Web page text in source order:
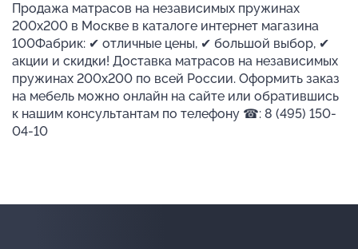
Продажа матрасов на независимых пружинах
200х200 в Москве в каталоге интернет магазина
100Фабрик: ✔ отличные цены, ✔ большой выбор, ✔
акции и скидки! Доставка матрасов на независимых
пружинах 200х200 по всей России. Оформить заказ
на мебель можно онлайн на сайте или обратившись
к нашим консультантам по телефону ☎: 8 (495) 150-
04-10